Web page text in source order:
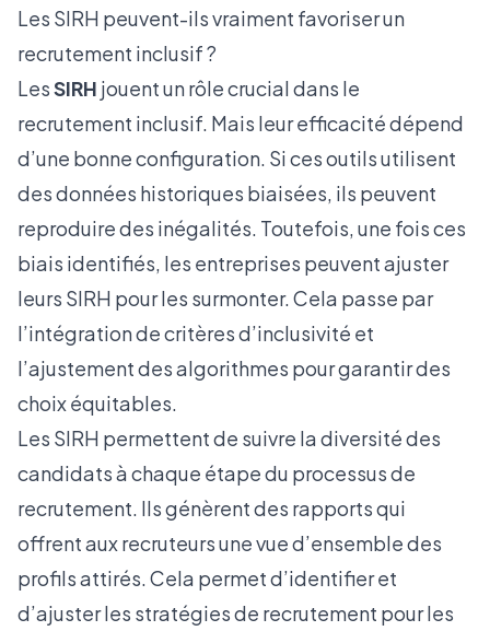
Les SIRH peuvent-ils vraiment favoriser un
recrutement inclusif ?
LesSIRH jouent un rôle crucial dans le
recrutement inclusif. Mais leur efficacité dépend
d’une bonne configuration. Si ces outils utilisent
des données historiques biaisées, ils peuvent
reproduire des inégalités. Toutefois, une fois ces
biais identifiés, les entreprises peuvent ajuster
leurs SIRH pour les surmonter. Cela passe par
l’intégration de critères d’inclusivité et
l’ajustement des algorithmes pour garantir des
choix équitables.
Les SIRH permettent de suivre la diversité des
candidats à chaque étape du processus de
recrutement. Ils génèrent des rapports qui
offrent aux recruteurs une vue d’ensemble des
profils attirés. Cela permet d’identifier et
d’ajuster les stratégies de recrutement pour les